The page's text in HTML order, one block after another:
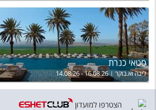
סטאי כנרת
לינה וא.בוקר 14.08.26 - 16.08.26
הצטרפו למועדון